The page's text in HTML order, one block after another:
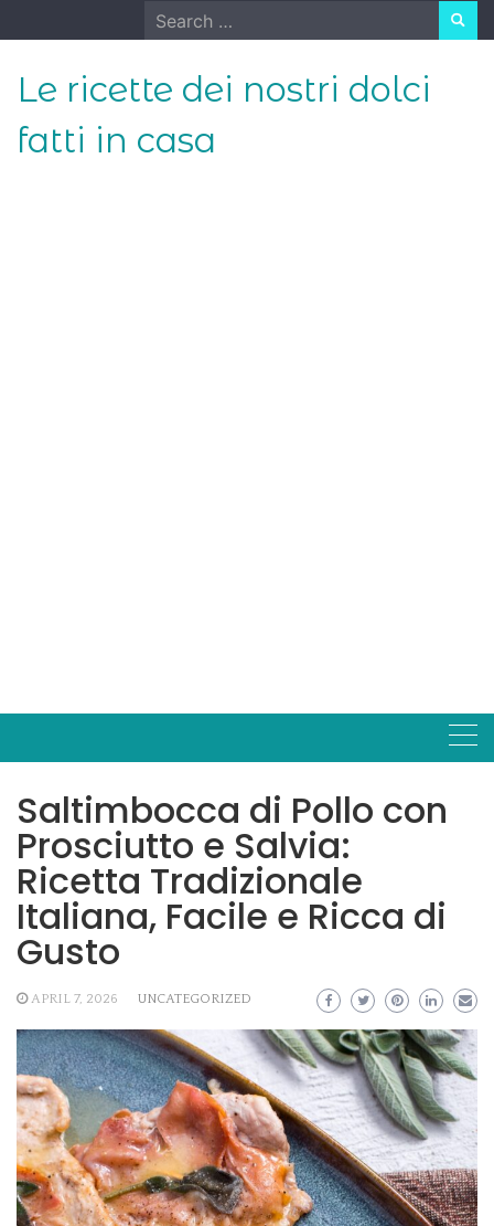
to
Search
for:
Le ricette dei nostri dolci
fatti in casa
Saltimbocca di Pollo con
Prosciutto e Salvia:
Ricetta Tradizionale
Italiana, Facile e Ricca di
Gusto
APRIL 7, 2026 UNCATEGORIZED